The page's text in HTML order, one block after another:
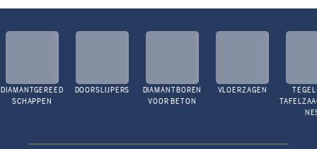
DIAMANTGEREED
SCHAPPEN
DOORSLIJPERS
DIAMANTBOREN
VOOR BETON
VLOERZAGEN